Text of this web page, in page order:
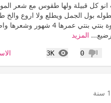
كل قبيلة ولها طقوس مع شعر
بول الجمل ويطلع ولا اروع والخ
لاني خايفة يأثر ع فروة بنتي بنتي
المزيد
عدم إعجاب
0
3K
المشاهدات